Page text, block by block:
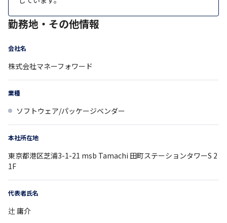
勤務地・その他情報
会社名
株式会社マネーフォワード
業種
ソフトウェア/パッケージベンダー
本社所在地
東京都港区芝浦3-1-21 msb Tamachi 田町ステーションタワーS 2
1F
代表者氏名
辻 庸介